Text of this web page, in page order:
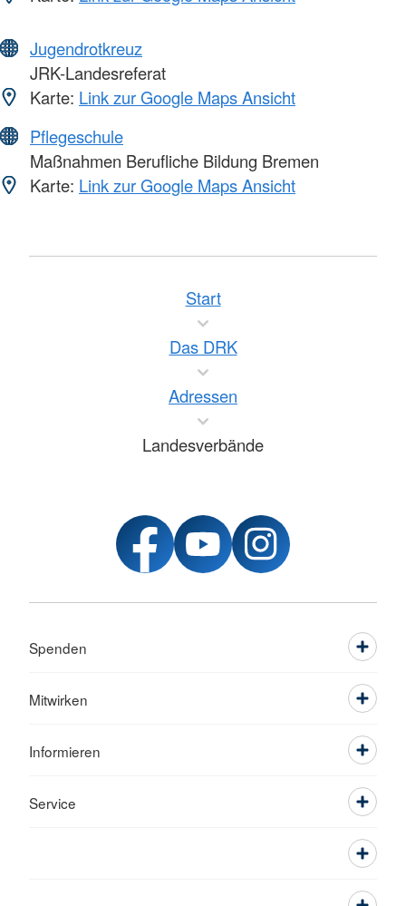
Jugendrotkreuz
JRK-Landesreferat
Karte: Link zur Google Maps Ansicht
Pflegeschule
Maßnahmen Berufliche Bildung Bremen
Karte: Link zur Google Maps Ansicht
Start
Das DRK
Adressen
Landesverbände
Spenden
Mitwirken
Informieren
Service